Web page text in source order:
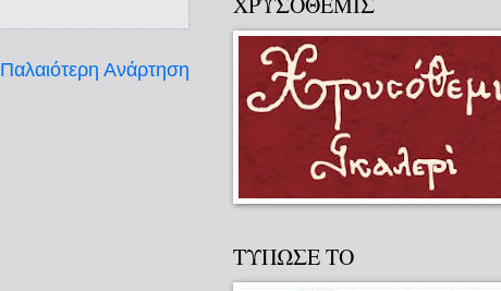
Παλαιότερη Ανάρτηση
ΤΥΠΩΣΕ ΤΟ